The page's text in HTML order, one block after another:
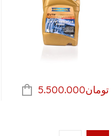
تومان5.500.000